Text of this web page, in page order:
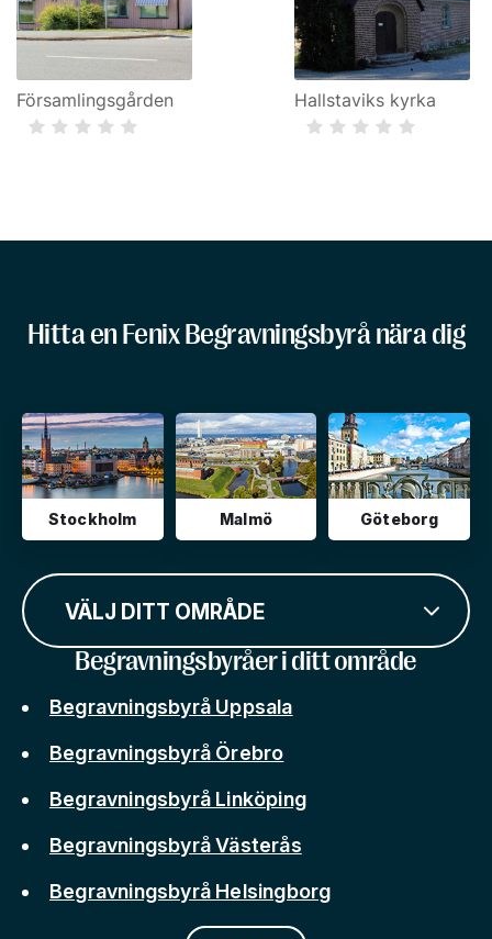
Församlingsgården Hallstaviks kyrka
Hitta en Fenix Begravningsbyrå nära dig
Stockholm Malmö Göteborg
VÄLJ DITT OMRÅDE
Begravningsbyråer i ditt område
Begravningsbyrå Uppsala
Begravningsbyrå Örebro
Begravningsbyrå Linköping
Begravningsbyrå Västerås
Begravningsbyrå Helsingborg